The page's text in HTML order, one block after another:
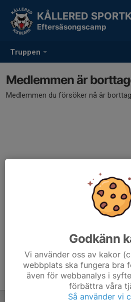
Truppen
KÅLLERED
Eftersäsongscamp
Medlemmen är
Medlemmen du försöker nå är
Godkänn
Vi använder oss av kakor
webbplats ska fungera bra
även för webbanalys i
förbättra våra
Så använder vi